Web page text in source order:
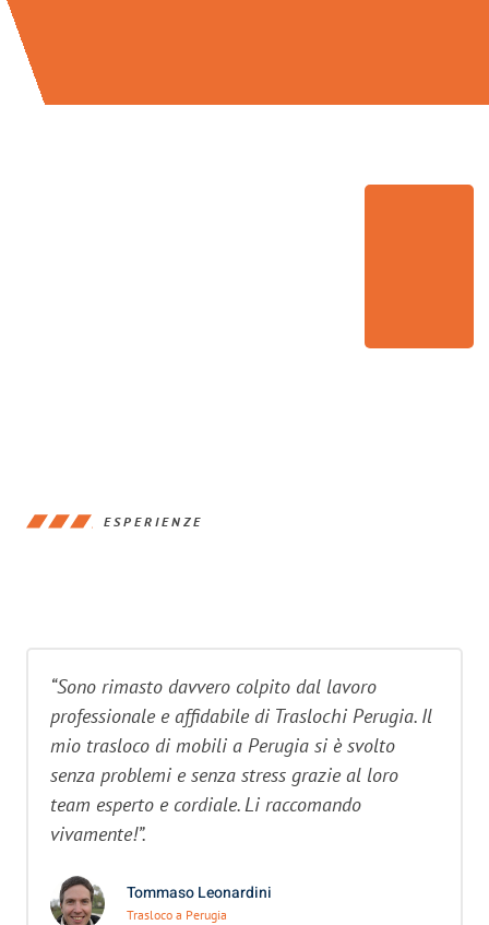
ESPERIENZE
“Sono rimasto davvero colpito dal lavoro
professionale e affidabile di Traslochi Perugia. Il
mio trasloco di mobili a Perugia si è svolto
senza problemi e senza stress grazie al loro
team esperto e cordiale. Li raccomando
vivamente!”.
Tommaso Leonardini
Trasloco a Perugia